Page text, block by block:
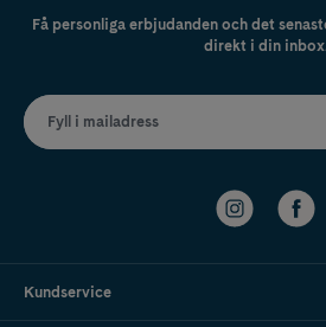
Få personliga erbjudanden och det
direkt i din
Fyll i mailadress
Kundservice